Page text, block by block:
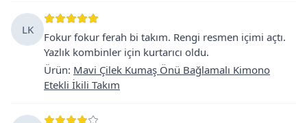
LK
Fokur fokur ferah bi takım. Rengi resmen içimi açtı.
Yazlık kombinler için kurtarıcı oldu.
Ürün: Mavi Çilek Kumaş Önü Bağlamalı Kimono
Etekli İkili Takım